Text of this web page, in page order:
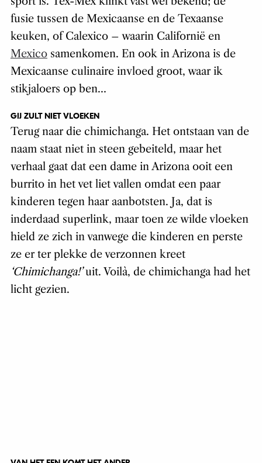
fusie tussen de Mexicaanse en de Texaanse
keuken, of Calexico – waarin Californië en
Mexicosamenkomen. En ook in Arizona is de
Mexicaanse culinaire invloed groot, waar ik
stikjaloers op ben…
GIJ ZULT NIET VLOEKEN
Terug naar die chimichanga. Het ontstaan van de
naam staat niet in steen gebeiteld, maar het
verhaal gaat dat een dame in Arizona ooit een
burrito in het vet liet vallen omdat een paar
kinderen tegen haar aanbotsten. Ja, dat is
inderdaad superlink, maar toen ze wilde vloeken
hield ze zich in vanwege die kinderen en perste
ze er ter plekke de verzonnen kreet
‘Chimichanga!’uit. Voilà, de chimichanga had het
licht gezien.